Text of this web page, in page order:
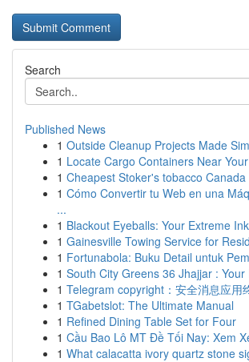
Search
Published News
1 Outside Cleanup Projects Made
1 Locate Cargo Containers Near
1 Cheapest Stoker's tobacco Canada
1 Cómo Convertir tu Web en una
...
1 Blackout Eyeballs: Your Extreme
1 Gainesville Towing Service for
1 Fortunabola: Buku Detail untuk
1 South City Greens 36 Jhajjar : Your
1 Telegram copyright：安全消息应用
1 TGabetslot: The Ultimate Manual
1 Refined Dining Table Set for Four
1 Cầu Bao Lô MT Đề Tối Nay: Xem
1 What calacatta ivory quartz stone